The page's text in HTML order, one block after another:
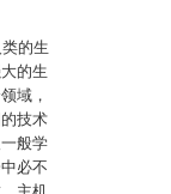
的生
的生
域，
技术
般学
必不